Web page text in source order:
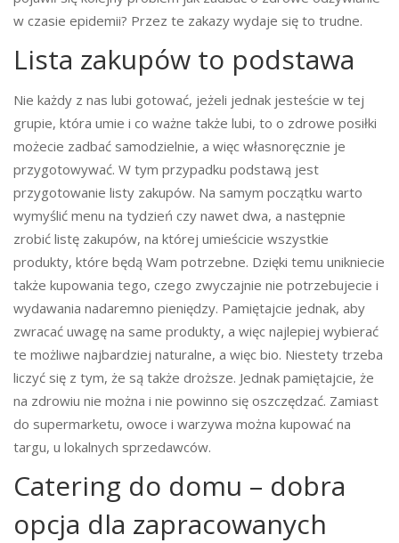
w czasie epidemii? Przez te zakazy wydaje się to trudne.
Lista zakupów to podstawa
Nie każdy z nas lubi gotować, jeżeli jednak jesteście w tej
grupie, która umie i co ważne także lubi, to o zdrowe posiłki
możecie zadbać samodzielnie, a więc własnoręcznie je
przygotowywać. W tym przypadku podstawą jest
przygotowanie listy zakupów. Na samym początku warto
wymyślić menu na tydzień czy nawet dwa, a następnie
zrobić listę zakupów, na której umieścicie wszystkie
produkty, które będą Wam potrzebne. Dzięki temu unikniecie
także kupowania tego, czego zwyczajnie nie potrzebujecie i
wydawania nadaremno pieniędzy. Pamiętajcie jednak, aby
zwracać uwagę na same produkty, a więc najlepiej wybierać
te możliwe najbardziej naturalne, a więc bio. Niestety trzeba
liczyć się z tym, że są także droższe. Jednak pamiętajcie, że
na zdrowiu nie można i nie powinno się oszczędzać. Zamiast
do supermarketu, owoce i warzywa można kupować na
targu, u lokalnych sprzedawców.
Catering do domu – dobra
opcja dla zapracowanych